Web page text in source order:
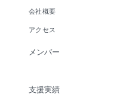
会社概要
アクセス
メンバー
支援実績